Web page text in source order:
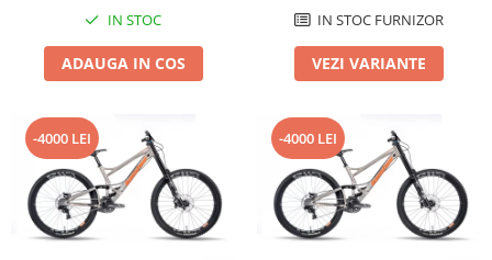
Manete tije telescopice
Tije fixe
Tubeless și soluții anti-pană
Amortizoare spate
Arcuri
Groupset
IN STOC
ADAUGA IN COS
IN STOC FURNIZOR
VEZI VARIANTE
-4000 LEI -4000 LEI